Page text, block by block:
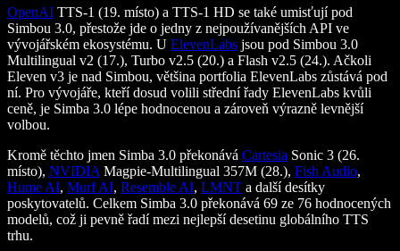
OpenAI TTS-1 (19. místo) a TTS-1 HD se také umisťují pod
Simbou 3.0, přestože jde o jedny z nejpoužívanějších API ve
vývojářském ekosystému. U ElevenLabs jsou pod Simbou 3.0
Multilingual v2 (17.), Turbo v2.5 (20.) a Flash v2.5 (24.). Ačkoli
Eleven v3 je nad Simbou, většina portfolia ElevenLabs zůstává pod
ní. Pro vývojáře, kteří dosud volili střední řady ElevenLabs kvůli
ceně, je Simba 3.0 lépe hodnocenou a zároveň výrazně levnější
volbou.
Kromě těchto jmen Simba 3.0 překonává Cartesia Sonic 3 (26.
místo), NVIDIA Magpie-Multilingual 357M (28.), Fish Audio,
Hume AI, Murf AI, Resemble AI, LMNT a další desítky
poskytovatelů. Celkem Simba 3.0 překonává 69 ze 76 hodnocených
modelů, což ji pevně řadí mezi nejlepší desetinu globálního TTS
trhu.